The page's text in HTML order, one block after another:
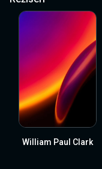
William Paul Clark